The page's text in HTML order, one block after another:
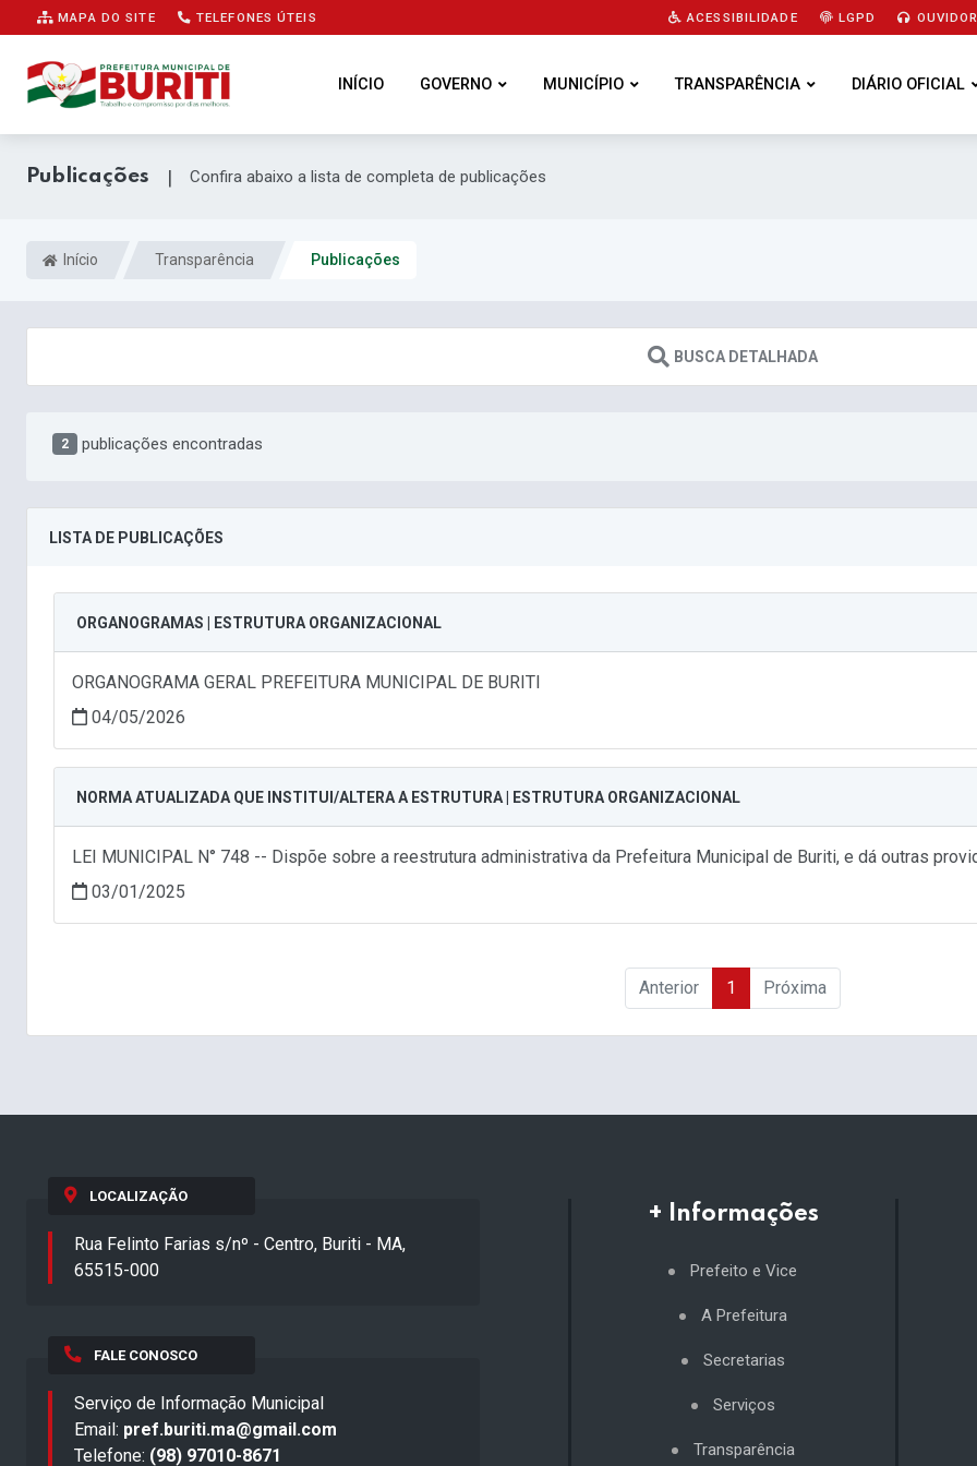
MAPA DO SITE TELEFONES ÚTEIS ACESSIBILIDADE LGPD
INÍCIO GOVERNO MUNICÍPIO TRANSPARÊNCIA DIÁRIO OFICIAL
Publicações | Confira abaixo a lista de completa de publicações
Início Transparência Publicações
BUSCA DETALHADA
2 publicações encontradas
LISTA DE PUBLICAÇÕES
ORGANOGRAMAS | ESTRUTURA ORGANIZACIONAL
ORGANOGRAMA GERAL PREFEITURA MUNICIPAL DE BURITI
04/05/2026
NORMA ATUALIZADA QUE INSTITUI/ALTERA A ESTRUTURA | ESTRUTURA ORGANIZACIONAL
LEI MUNICIPAL N° 748 -- Dispõe sobre a reestrutura administrativa da Prefeitura Municipal de Buriti, e dá outras
03/01/2025
Anterior 1 Próxima
LOCALIZAÇÃO
Rua Felinto Farias s/nº - Centro, Buriti - MA,
65515-000
FALE CONOSCO
Serviço de Informação Municipal
Email: pref.buriti.ma@gmail.com
Telefone: (98) 97010-8671
+ Informações
Prefeito e Vice
A Prefeitura
Secretarias
Serviços
Transparência